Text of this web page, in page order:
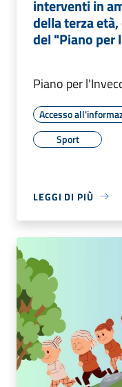
interventi in
della terza
del "Piano
Piano per
Accesso
Sport
LEGGI DI PIÙ